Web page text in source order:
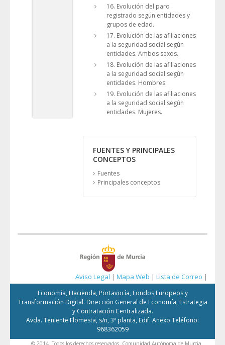
16. Evolución del paro
registrado según entidades y
grupos de edad.
17. Evolución de las afiliaciones
a la seguridad social según
entidades. Ambos sexos.
18. Evolución de las afiliaciones
a la seguridad social según
entidades. Hombres.
19. Evolución de las afiliaciones
a la seguridad social según
entidades. Mujeres.
FUENTES Y PRINCIPALES
CONCEPTOS
Fuentes
Principales conceptos
Aviso Legal | Mapa Web | Lista de Correo |
Economía, Hacienda, Portavocía, Fondos Europeos y
Transformación Digital. Dirección General de Economía, Estrategia
y Contratación Centralizada.
Avda. Teniente Flomesta, s/n, 3ª planta, Edif. Anexo Teléfono:
968362059
© 2014. Todos los derechos reservados. Comunidad Autónoma de Murcia